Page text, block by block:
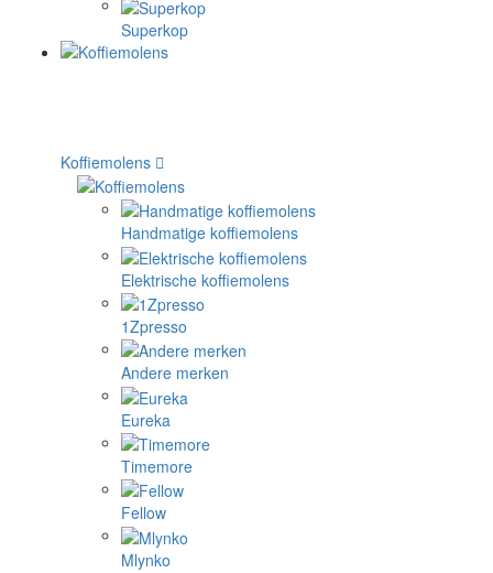
Superkop
Koffiemolens
Handmatige koffiemolens
Elektrische koffiemolens
1Zpresso
Andere merken
Eureka
Timemore
Fellow
Mlynko